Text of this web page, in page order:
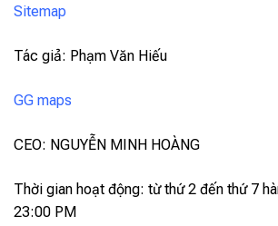
Sitemap
Tác giả: Phạm Văn Hiếu
GG maps
CEO: NGUYỄN MINH HOÀNG
Thời gian hoạt động: từ thứ 2 đến thứ 7
23:00 PM